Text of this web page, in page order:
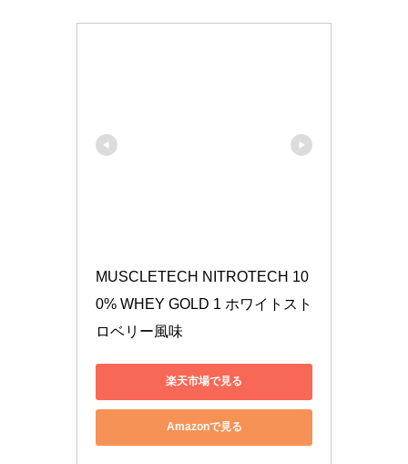
MUSCLETECH NITROTECH 10
0% WHEY GOLD 1 ホワイトスト
ロベリー風味
楽天市場で見る
Amazonで見る